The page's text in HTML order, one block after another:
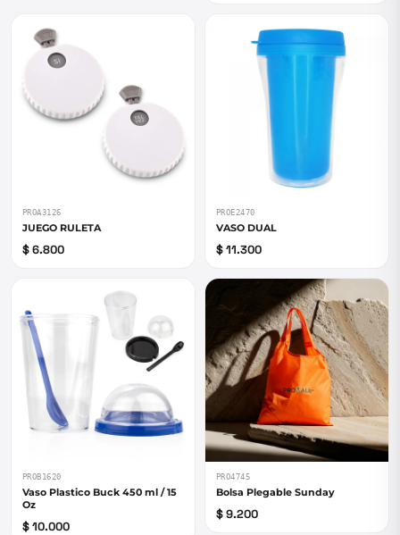
PROA3126
JUEGO RULETA
$ 6.800
PROE2470
VASO DUAL
$ 11.300
PROB1620
Vaso Plastico Buck 450 ml / 15
Oz
$ 10.000
PRO4745
Bolsa Plegable Sunday
$ 9.200